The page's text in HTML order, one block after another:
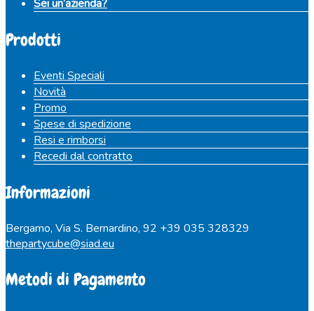
Sei un’azienda?
Prodotti
Eventi Speciali
Novità
Promo
Spese di spedizione
Resi e rimborsi
Recedi dal contratto
Informazioni
Bergamo, Via S. Bernardino, 92 +39 035 328329
thepartycube@siad.eu
Metodi di Pagamento